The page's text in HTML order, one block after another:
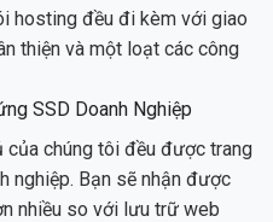
hosting đều đi kèm với giao
thiện và một loạt các công
SSD Doanh Nghiệp
của chúng tôi đều được trang
nghiệp. Bạn sẽ nhận được
nhiều so với lưu trữ web